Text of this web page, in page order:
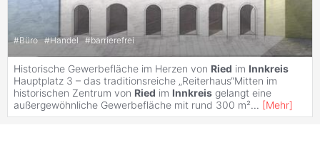
#Büro #Handel #barrierefrei
Historische Gewerbefläche im Herzen von Ried im Innkreis
Hauptplatz 3 – das traditionsreiche „Reiterhaus“Mitten im
historischen Zentrum von Ried im Innkreis gelangt eine
außergewöhnliche Gewerbefläche mit rund 300 m²... [Mehr]